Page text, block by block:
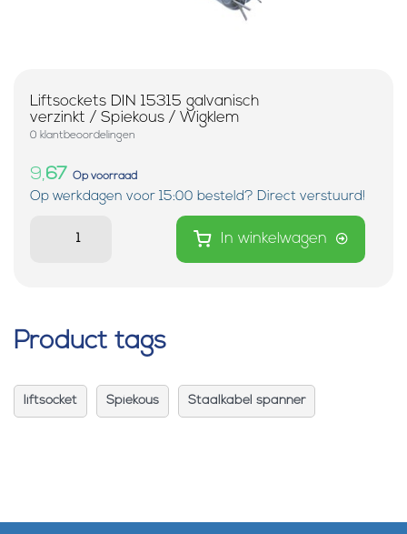
Liftsockets DIN 15315 galvanisch
verzinkt / Spiekous / Wigklem
0 klantbeoordelingen
9,67 Op voorraad
Op werkdagen voor 15:00 besteld? Direct verstuurd!
In winkelwagen
Product tags
liftsocket Spiekous Staalkabel spanner